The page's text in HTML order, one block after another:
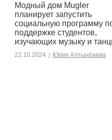
Модный дом Mugler
планирует запустить
социальную программу
поддержке студентов,
изучающих музыку и
22.10.2024 Юлия Алтынбаева